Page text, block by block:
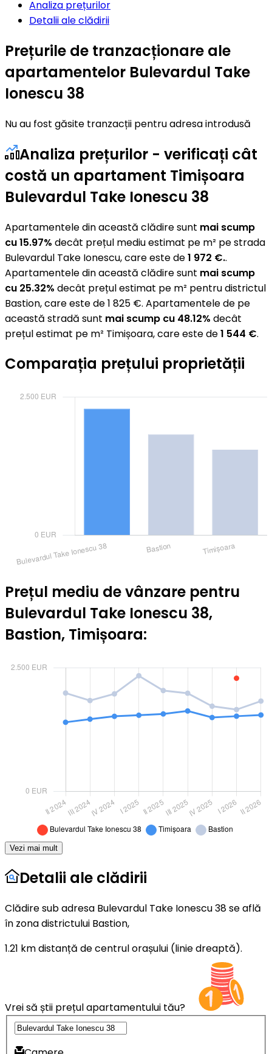
Analiza prețurilor
Detalii ale clădirii
Prețurile de tranzacționare ale
apartamentelor Bulevardul Take
Ionescu 38
Nu au fost găsite tranzacții pentru adresa introdusă
Analiza prețurilor - verificați cât
costă un apartament Timișoara
Bulevardul Take Ionescu 38
Apartamentele din această clădire sunt mai scump
cu 15.97% decât prețul mediu estimat pe m² pe strada
Bulevardul Take Ionescu, care este de1 972 €..
Apartamentele din această clădire sunt mai scump
cu 25.32% decât prețul estimat pe m² pentru districtul
Bastion, care este de 1 825 €. Apartamentele de pe
această stradă sunt mai scump cu 48.12% decât
prețul estimat pe m² Timișoara, care este de1 544 €.
Comparația prețului proprietății
Prețul mediu de vânzare pentru
Bulevardul Take Ionescu 38,
Bastion, Timișoara:
Vezi mai mult
Detalii ale clădirii
Clădire sub adresa Bulevardul Take Ionescu 38 se află
în zona districtului Bastion,
1.21 km distanță de centrul orașului (linie dreaptă).
Vrei să știi prețul apartamentului tău?